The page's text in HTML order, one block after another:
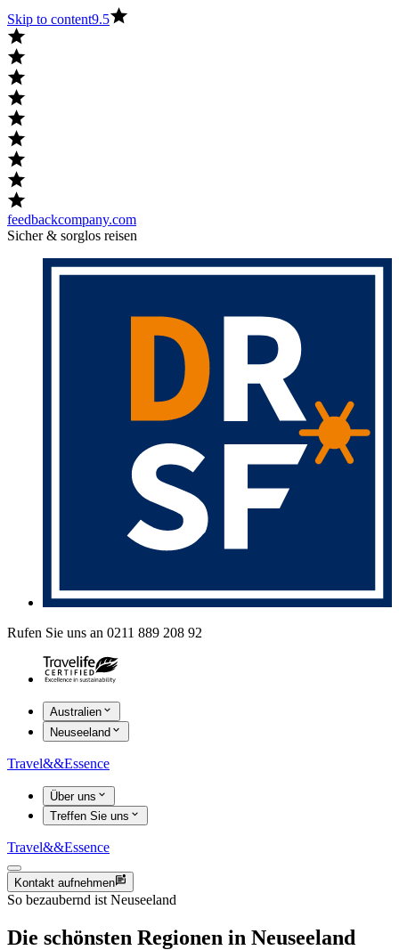
Skip to content9.5
feedbackcompany.com
Sicher & sorglos reisen
Rufen Sie uns an 0211 889 208 92
Australien
Neuseeland
Travel&&Essence
Über uns
Treffen Sie uns
Travel&&Essence
Kontakt aufnehmen
So bezaubernd ist Neuseeland
Die schönsten Regionen in Neuseeland